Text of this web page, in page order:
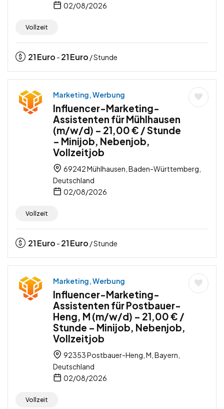
02/08/2026
Vollzeit
21Euro - 21Euro / Stunde
Marketing, Werbung
Influencer-Marketing-
Assistenten für Mühlhausen
(m/w/d) – 21,00 € / Stunde
– Minijob, Nebenjob,
Vollzeitjob
69242 Mühlhausen, Baden-Württemberg,
Deutschland
02/08/2026
Vollzeit
21Euro - 21Euro / Stunde
Marketing, Werbung
Influencer-Marketing-
Assistenten für Postbauer-
Heng, M (m/w/d) – 21,00 € /
Stunde – Minijob, Nebenjob,
Vollzeitjob
92353 Postbauer-Heng, M, Bayern,
Deutschland
02/08/2026
Vollzeit